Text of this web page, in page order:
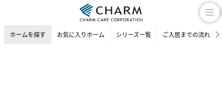
ホームを探す お気に入りホーム シリーズ一覧 ご入居までの流れ